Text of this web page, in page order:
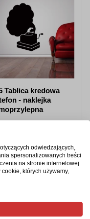
Tablica kredowa
- naklejka
produktodwiedzających,
spersonalizowanych treści
na stronie internetowej.
których używamy,